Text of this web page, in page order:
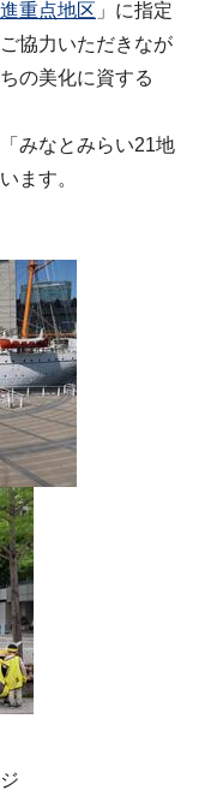
重点地区 」に指定
協力いただきなが
の美化に資する
みなとみらい21地
ます。